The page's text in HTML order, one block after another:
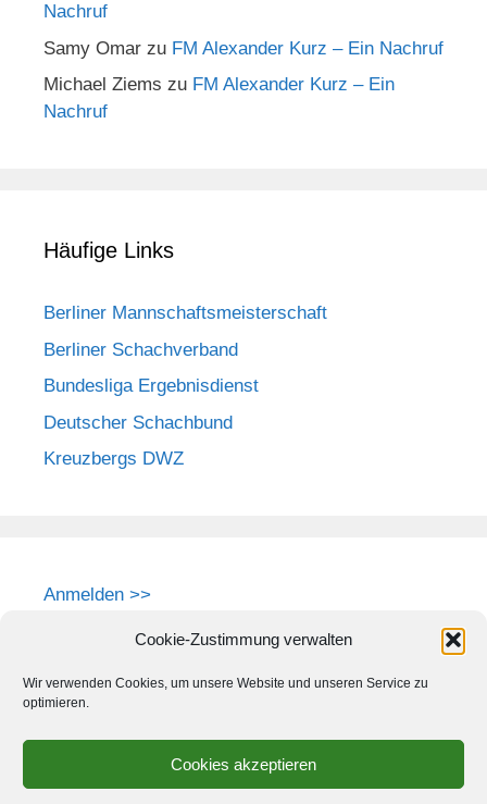
Cookie-Zustimmung verwalten
Wir verwenden Cookies, um unsere Website und unseren Service zu
optimieren.
Cookies akzeptieren
Nachruf
Samy Omar zu FM Alexander Kurz – Ein Nachruf
Michael Ziems zu FM Alexander Kurz – Ein
Nachruf
Häufige Links
Berliner Mannschaftsmeisterschaft
Berliner Schachverband
Bundesliga Ergebnisdienst
Deutscher Schachbund
Kreuzbergs DWZ
Anmelden >>